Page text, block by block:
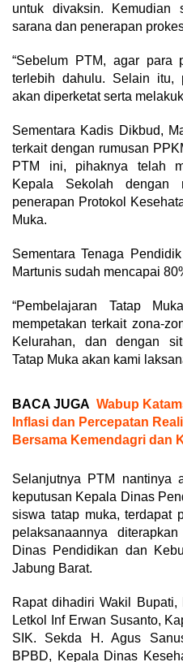
untuk divaksin. Kemudian
sarana dan penerapan
“Sebelum PTM, agar para
terlebih dahulu. Selain itu,
akan diperketat serta
Sementara Kadis Dikbud,
terkait dengan rumusan
PTM ini, pihaknya telah
Kepala Sekolah dengan
penerapan Protokol
Muka.
Sementara Tenaga
Martunis sudah mencapai
“Pembelajaran Tatap
mempetakan terkait zona-
Kelurahan, dan dengan
Tatap Muka akan kami
BACA JUGA Wabup
Inflasi dan Percepatan
Bersama Kemendagri dan
Selanjutnya PTM nantinya
keputusan Kepala Dinas
siswa tatap muka, terdapat
pelaksanaannya
Dinas Pendidikan dan
Jabung Barat.
Rapat dihadiri Wakil
Letkol Inf Erwan Susanto,
SIK. Sekda H. Agus
BPBD, Kepala Dinas